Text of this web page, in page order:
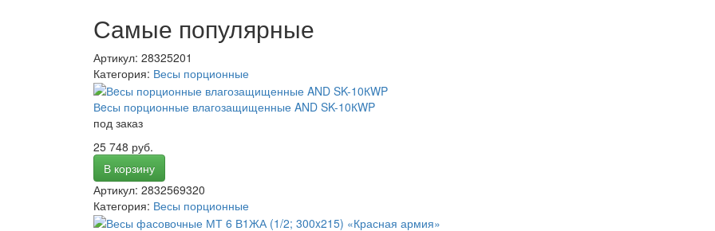
Самые популярные
Артикул: 28325201
Категория: Весы порционные
Вeсы порционные влагозащищенные AND SK-10КWP
под заказ
25 748 руб.
В корзину
Артикул: 2832569320
Категория: Весы порционные